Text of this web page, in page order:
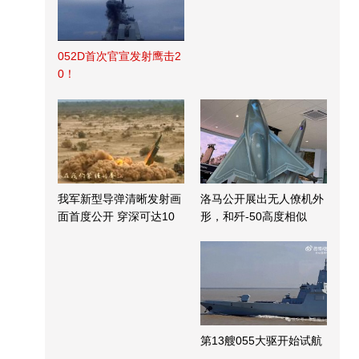
052D首次官宣发射鹰击2
0！
我军新型导弹清晰发射画
面首度公开 穿深可达10
洛马公开展出无人僚机外
形，和歼-50高度相似
第13艘055大驱开始试航